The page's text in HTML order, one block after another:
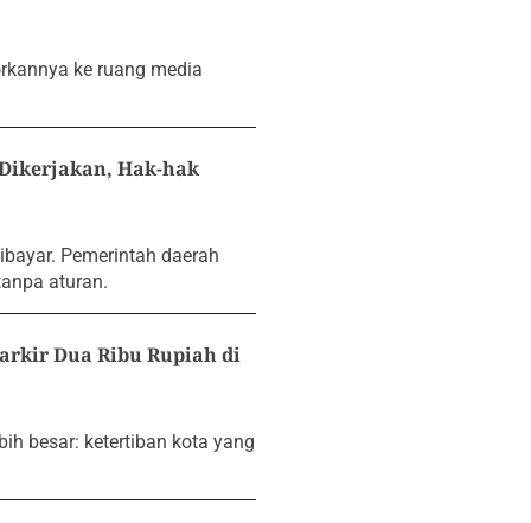
ke ruang media
Dikerjakan, Hak-hak
Pemerintah daerah
aturan.
Dua Ribu Rupiah di
besar: ketertiban kota yang